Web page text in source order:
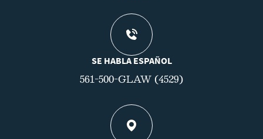
SE HABLA ESPAÑOL
561-500-GLAW (4529)